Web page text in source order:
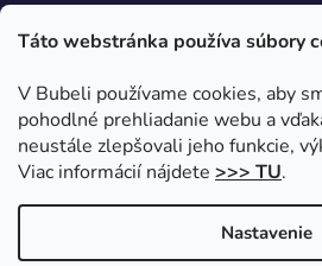
Táto webstránka používa súbory
V Bubeli používame cookies, aby
pohodlné prehliadanie webu a
neustále zlepšovali jeho funkcie,
Viac informácií nájdete >>> TU.
Nastavenie